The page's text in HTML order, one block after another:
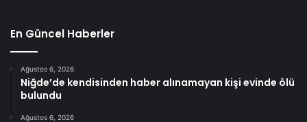
En Güncel Haberler
Ağustos 6, 2026
Niğde’de kendisinden haber alınamayan kişi evinde ölü
bulundu
Ağustos 6, 2026